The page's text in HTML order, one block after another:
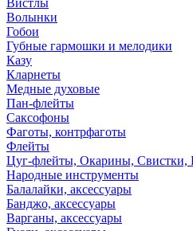
Вистлы
Волынки
Гобои
Губные гармошки и мелодики
Казу
Кларнеты
Медные духовые
Пан-флейты
Саксофоны
Фаготы, контрфаготы
Флейты
Цуг-флейты, Окарины, Свистки,
Народные инструменты
Балалайки, аксессуары
Банджо, аксессуары
Варганы, аксессуары